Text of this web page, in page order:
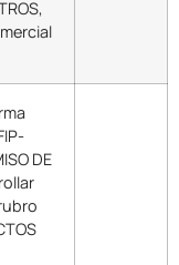
DE